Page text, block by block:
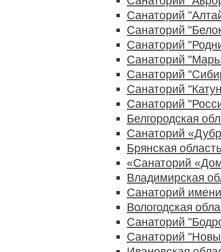
Санаторий
Санаторий
Санаторий
Санаторий
Санаторий
Санаторий
Санаторий
Белгородская
Санаторий
Брянская
«Санаторий
Владимирская
Санаторий
Вологодская
Санаторий
Санаторий